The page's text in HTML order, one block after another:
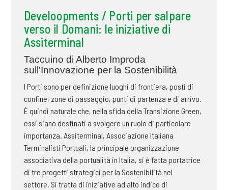
Develoopments / Porti per salpare
verso il Domani: le iniziative di
Assiterminal
Taccuino di Alberto Improda
sull'Innovazione per la Sostenibilità
I Porti sono per definizione luoghi di frontiera, posti di
confine, zone di passaggio, punti di partenza e di arrivo.
È quindi naturale che, nella sfida della Transizione Green,
essi siano destinati a svolgere un ruolo di particolare
importanza. Assiterminal, Associazione Italiana
Terminalisti Portuali, la principale organizzazione
associativa della portualità in Italia, si è fatta portatrice
di tre progetti strategici per la Sostenibilità nel
settore. Si tratta di iniziative ad alto indice di